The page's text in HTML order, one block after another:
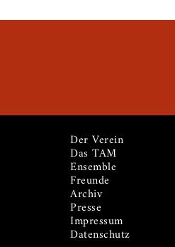
Der Verein
Das TAM
Ensemble
Freunde
Archiv
Presse
Impressum
Datenschutz